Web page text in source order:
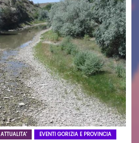
ATTUALITA' EVENTI GORIZIA E PROVINCIA